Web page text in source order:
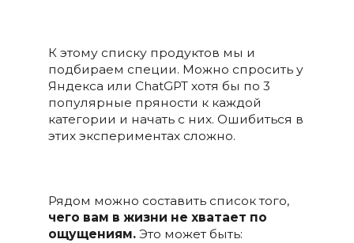
К этому списку продуктов мы и
подбираем специи. Можно спросить у
Яндекса или ChatGPT хотя бы по 3
популярные пряности к каждой
категории и начать с них. Ошибиться в
этих экспериментах сложно.
Рядом можно составить список того,
чего вам в жизни не хватает по
ощущениям.Это может быть: